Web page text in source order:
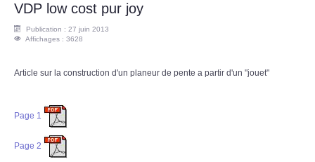
VDP low cost pur joy
Publication : 27 juin 2013
Affichages : 3628
Article sur la construction d'un planeur de pente a partir d'un "jouet"
Page 1
Page 2